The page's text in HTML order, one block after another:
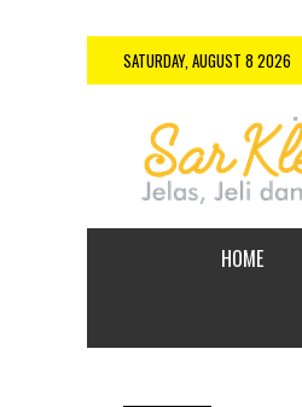
SATURDAY, AUGUST 8 2026
HOME